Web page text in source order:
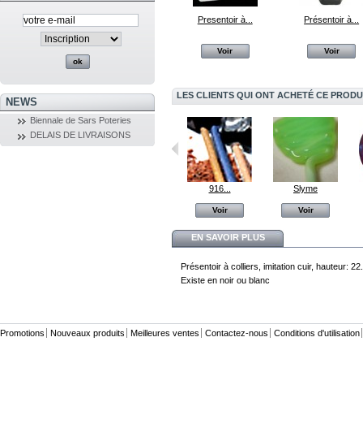
NEWS
Biennale de Sars Poteries
DELAIS DE LIVRAISONS
Presentoir à...
Voir
Présentoir à...
Voir
LES CLIENTS QUI ONT ACHETÉ CE
916...
Voir
Slyme
Voir
EN SAVOIR PLUS
Présentoir à colliers, imitation cuir, hauteur:
Existe en noir ou blanc
Promotions Nouveaux produits Meilleures ventes Contactez-nous Conditions d'utilisation